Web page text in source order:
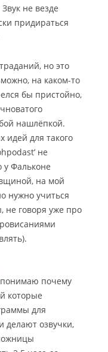
не везде
придираться
но это
на каком-то
бы пристойно,
нашлёпкой.
идей для такого
не
у Фальконе
на мой
нужно учиться
не говоря уже про
почему
которые
для
делают озвучки,